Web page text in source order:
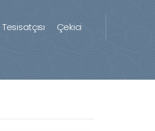
Tesisatçısı Çekici